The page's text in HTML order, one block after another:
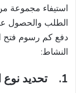
استيفاء مجموعة
الطلب والحصول
دفع كم رسوم فتح
النشاط:
1. تحديد